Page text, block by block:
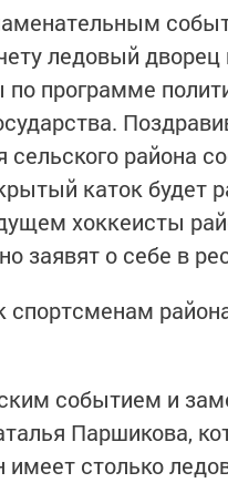
ледовый дворец
программе
района
каток будет
хоккеисты
заявят о себе в
спортсменам
событием и
Паршикова,
имеет столько